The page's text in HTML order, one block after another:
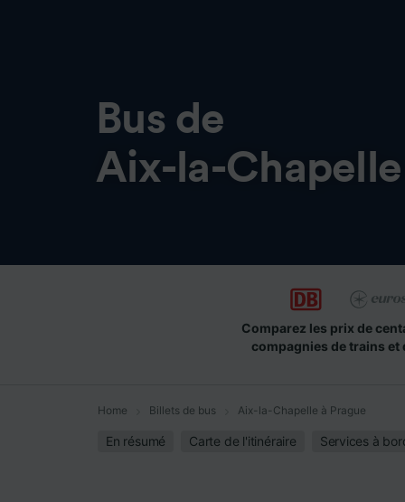
Bus de
Aix-la-
Comparez les prix de
compagnies de trains et
Home Billets de bus Aix-la-Chapelle à Prague
En résumé Carte de l'itinéraire Services à